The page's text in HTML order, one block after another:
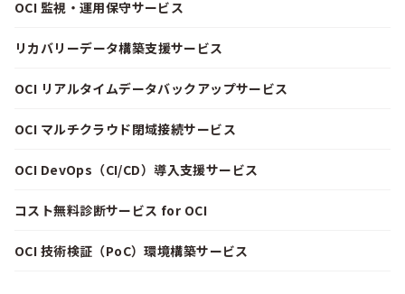
OCI 監視・運用保守サービス
リカバリーデータ構築支援サービス
OCI リアルタイムデータバックアップサービス
OCI マルチクラウド閉域接続サービス
OCI DevOps（CI/CD）導入支援サービス
コスト無料診断サービス for OCI
OCI 技術検証（PoC）環境構築サービス